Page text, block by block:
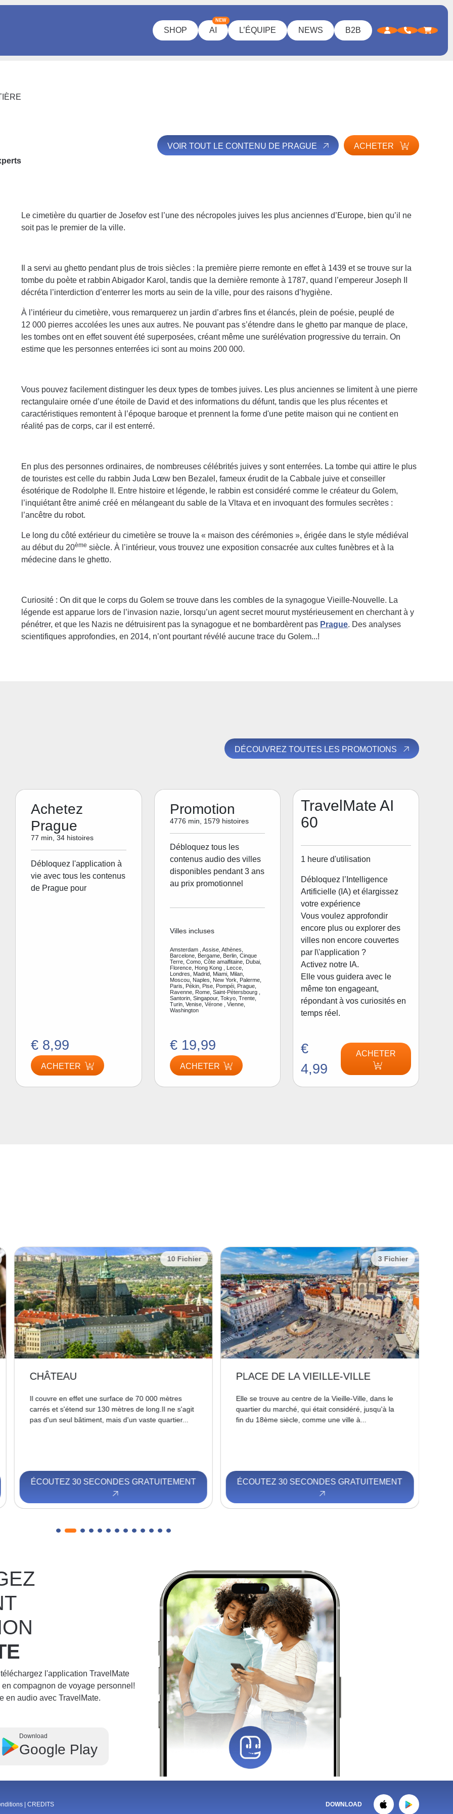
SHOP AI
NEW
L’ÉQUIPE NEWS B2B
VOIR TOUT LE CONTENU DE PRAGUE ACHETER
Le cimetière du quartier de Josefov est l’une des nécropoles juives les plus anciennes d’Europe, bien qu’il ne
soit pas le premier de la ville.
Il a servi au ghetto pendant plus de trois siècles : la première pierre remonte en effet à 1439 et se trouve sur la
tombe du poète et rabbin Abigador Karol, tandis que la dernière remonte à 1787, quand l’empereur Joseph II
décréta l’interdiction d’enterrer les morts au sein de la ville, pour des raisons d’hygiène.
À l’intérieur du cimetière, vous remarquerez un jardin d’arbres fins et élancés, plein de poésie, peuplé de
12 000 pierres accolées les unes aux autres. Ne pouvant pas s’étendre dans le ghetto par manque de place,
les tombes ont en effet souvent été superposées, créant même une surélévation progressive du terrain. On
estime que les personnes enterrées ici sont au moins 200 000.
Vous pouvez facilement distinguer les deux types de tombes juives. Les plus anciennes se limitent à une pierre
rectangulaire ornée d’une étoile de David et des informations du défunt, tandis que les plus récentes et
caractéristiques remontent à l’époque baroque et prennent la forme d'une petite maison qui ne contient en
réalité pas de corps, car il est enterré.
En plus des personnes ordinaires, de nombreuses célébrités juives y sont enterrées. La tombe qui attire le plus
de touristes est celle du rabbin Juda Lœw ben Bezalel, fameux érudit de la Cabbale juive et conseiller
ésotérique de Rodolphe II. Entre histoire et légende, le rabbin est considéré comme le créateur du Golem,
l’inquiétant être animé créé en mélangeant du sable de la Vltava et en invoquant des formules secrètes :
l’ancêtre du robot.
Le long du côté extérieur du cimetière se trouve la « maison des cérémonies », érigée dans le style médiéval
au début du 20ème siècle. À l’intérieur, vous trouvez une exposition consacrée aux cultes funèbres et à la
médecine dans le ghetto.
Curiosité : On dit que le corps du Golem se trouve dans les combles de la synagogue Vieille-Nouvelle. La
légende est apparue lors de l’invasion nazie, lorsqu’un agent secret mourut mystérieusement en cherchant à y
pénétrer, et que les Nazis ne détruisirent pas la synagogue et ne bombardèrent pas Prague. Des analyses
scientifiques approfondies, en 2014, n’ont pourtant révélé aucune trace du Golem...!
DÉCOUVREZ TOUTES LES PROMOTIONS
Achetez
Prague
77 min, 34 histoires
Débloquez l'application à
vie avec tous les contenus
de Prague pour
€ 8,99
ACHETER
Promotion
4776 min, 1579 histoires
Débloquez tous les
contenus audio des villes
disponibles pendant 3 ans
au prix promotionnel
Villes incluses
Amsterdam , Assise, Athènes,
Barcelone, Bergame, Berlin, Cinque
Terre, Como, Côte amalfitaine, Dubai,
Florence, Hong Kong , Lecce,
Londres, Madrid, Miami, Milan,
Moscou, Naples, New York, Palerme,
Paris, Pékin, Pise, Pompéi, Prague,
Ravenne, Rome, Saint-Pétersbourg ,
Santorin, Singapour, Tokyo, Trente,
Turin, Venise, Vérone , Vienne,
Washington
€ 19,99
ACHETER
TravelMate AI
60
1 heure d'utilisation
Débloquez l’Intelligence
Artificielle (IA) et élargissez
votre expérience
Vous voulez approfondir
encore plus ou explorer des
villes non encore couvertes
par l\'application ?
Activez notre IA.
Elle vous guidera avec le
même ton engageant,
répondant à vos curiosités en
temps réel.
€
4,99
ACHETER
10 Fichier
CHÂTEAU
Il couvre en effet une surface de 70 000 mètres
carrés et s'étend sur 130 mètres de long.Il ne s'agit
pas d'un seul bâtiment, mais d'un vaste quartier...
ÉCOUTEZ 30 SECONDES GRATUITEMENT
3 Fichier
PLACE DE LA VIEILLE-VILLE
Elle se trouve au centre de la Vieille-Ville, dans le
quartier du marché, qui était considéré, jusqu'à la
fin du 18ème siècle, comme une ville à...
ÉCOUTEZ 30 SECONDES GRATUITEMENT
l'application TravelMate
compagnon de voyage personnel!
en audio avec TravelMate.
Download
Google Play
CREDITS DOWNLOAD